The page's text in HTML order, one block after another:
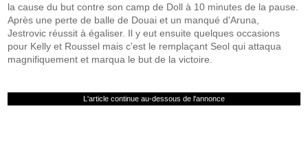
la cause du but contre son camp de Doll à 10 minutes de la pause.
Après une perte de balle de Douai et un manqué d'Aruna,
Jestrovic réussit à égaliser. Il y eut ensuite quelques occasions
pour Kelly et Roussel mais c'est le remplaçant Seol qui attaqua
magnifiquement et marqua le but de la victoire.
L'article continue au-dessous de l'annonce